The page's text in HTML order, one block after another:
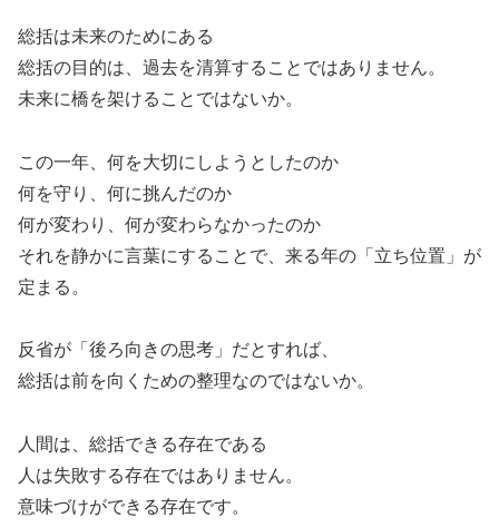
総括は未来のためにある
総括の目的は、過去を清算することではありません。
未来に橋を架けることではないか。
この一年、何を大切にしようとしたのか
何を守り、何に挑んだのか
何が変わり、何が変わらなかったのか
それを静かに言葉にすることで、来る年の「立ち位置」が
定まる。
反省が「後ろ向きの思考」だとすれば、
総括は前を向くための整理なのではないか。
人間は、総括できる存在である
人は失敗する存在ではありません。
意味づけができる存在です。